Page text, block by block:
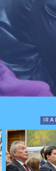
IR A